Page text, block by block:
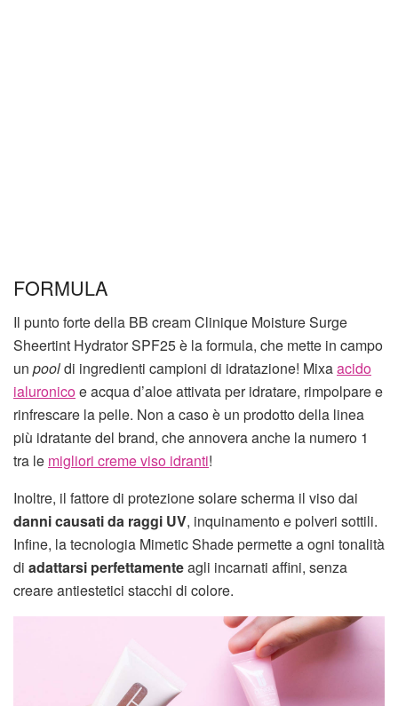
FORMULA
Il punto forte della BB cream Clinique Moisture Surge
Sheertint Hydrator SPF25 è la formula, che mette in campo
un pooldi ingredienti campioni di idratazione! Mixaacido
ialuronicoe acqua d’aloe attivata per idratare, rimpolpare e
rinfrescare la pelle. Non a caso è un prodotto della linea
più idratante del brand, che annovera anche la numero 1
tra le migliori creme viso idranti!
Inoltre, il fattore di protezione solare scherma il viso dai
danni causati da raggi UV, inquinamento e polveri sottili.
Infine, la tecnologia Mimetic Shade permette a ogni tonalità
di adattarsi perfettamenteagli incarnati affini, senza
creare antiestetici stacchi di colore.